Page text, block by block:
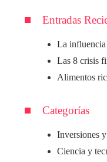
Entradas
La
Las 8 crisis
Alimentos
Categorías
Inversiones
Ciencia y